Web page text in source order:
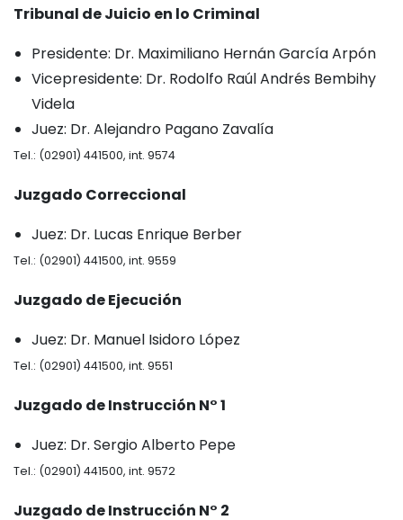
Tribunal de Juicio en lo Criminal
Presidente: Dr. Maximiliano Hernán García Arpón
Vicepresidente: Dr. Rodolfo Raúl Andrés Bembihy
Videla
Juez: Dr. Alejandro Pagano Zavalía
Tel.: (02901) 441500, int. 9574
Juzgado Correccional
Juez: Dr. Lucas Enrique Berber
Tel.: (02901) 441500, int. 9559
Juzgado de Ejecución
Juez: Dr. Manuel Isidoro López
Tel.: (02901) 441500, int. 9551
Juzgado de Instrucción N° 1
Juez: Dr. Sergio Alberto Pepe
Tel.: (02901) 441500, int. 9572
Juzgado de Instrucción N° 2